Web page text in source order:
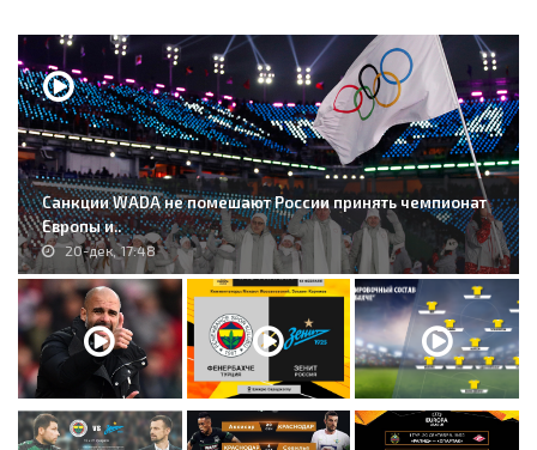
Санкции WADA не помешают России принять чемпионат
Европы и..
20-дек, 17:48